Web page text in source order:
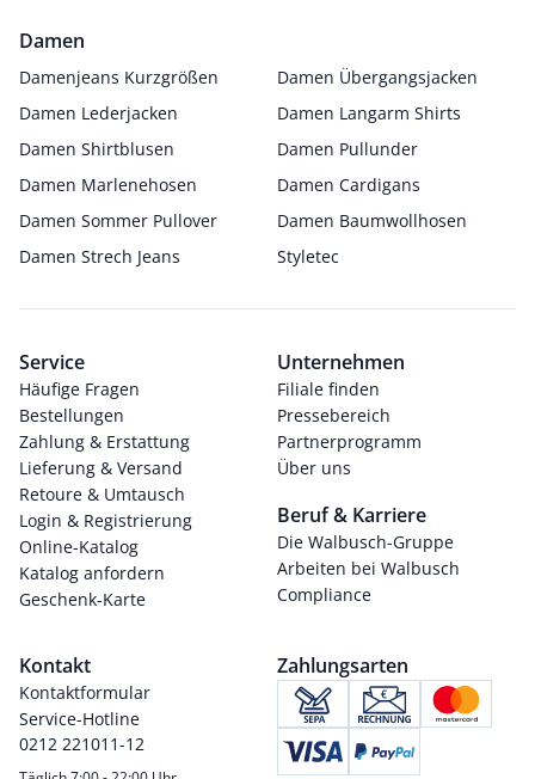
Damen
Damenjeans Kurzgrößen
Damen Übergangsjacken
Damen Lederjacken
Damen Langarm Shirts
Damen Shirtblusen
Damen Pullunder
Damen Marlenehosen
Damen Cardigans
Damen Sommer Pullover
Damen Baumwollhosen
Damen Strech Jeans
Styletec
Service
Häufige Fragen
Bestellungen
Zahlung & Erstattung
Lieferung & Versand
Retoure & Umtausch
Login & Registrierung
Online-Katalog
Katalog anfordern
Geschenk-Karte
Unternehmen
Filiale finden
Pressebereich
Partnerprogramm
Über uns
Beruf & Karriere
Die Walbusch-Gruppe
Arbeiten bei Walbusch
Compliance
Kontakt
Kontaktformular
Service-Hotline
0212 221011-12
Zahlungsarten